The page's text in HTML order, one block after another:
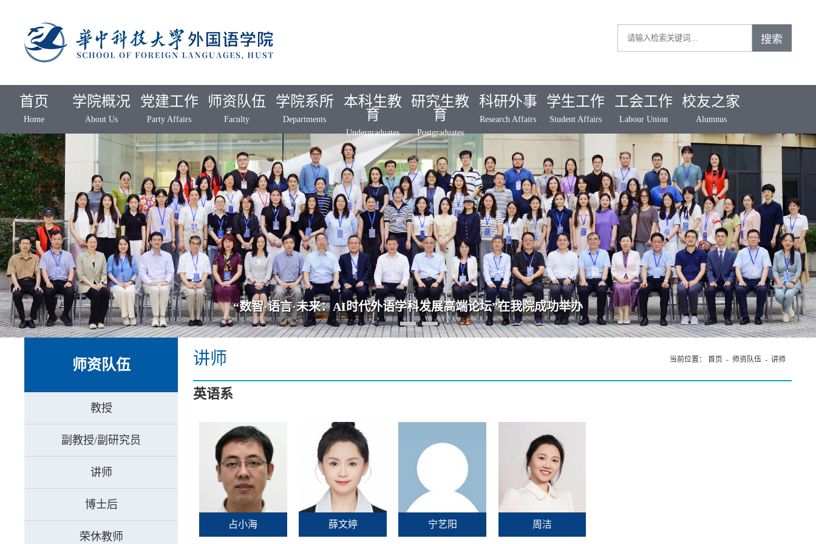
首页
Home
学院概况
About Us
党建工作
Party Affairs
师资队伍
Faculty
学院系所
Departments
本科生教
育
Undergraduates
研究生教
育
Postgraduates
科研外事
Research Affairs
学生工作
Student Affairs
工会工作
Labour Union
校友之家
Alumnus
华中科技大学外国语学院视觉标识系统发布
师资队伍
教授
副教授/副研究员
讲师
博士后
荣休教师
讲师 当前位置： 首页 - 师资队伍- 讲师
英语系
占小海 薛文婷 宁艺阳 周洁